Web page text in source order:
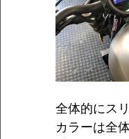
全体的にス
カラーは全